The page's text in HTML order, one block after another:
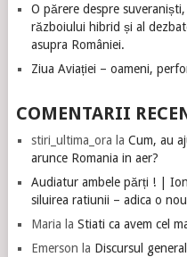
O părere despre
războiului hibrid și al
asupra României.
Ziua Aviației – oameni,
COMENTARII
stiri_ultima_ora la Cum, au
arunce Romania in aer?
Audiatur ambele părți ! |
siluirea ratiunii – adica o
Maria la Stiati ca avem cel
Emerson la Discursul